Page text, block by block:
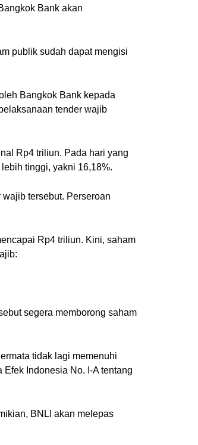
Bank akan
publik sudah dapat mengisi
Bangkok Bank kepada
tender wajib
Rp4 triliun. Pada hari yang
tinggi, yakni 16,18%.
tersebut. Perseroan
Rp4 triliun. Kini, saham
segera memborong saham
tidak lagi memenuhi
Indonesia No. I-A tentang
BNLI akan melepas